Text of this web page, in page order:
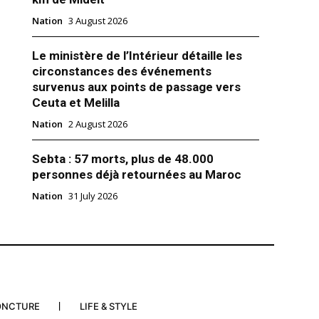
Nation 3 August 2026
Le ministère de l’Intérieur détaille les
circonstances des événements
survenus aux points de passage vers
Ceuta et Melilla
Nation 2 August 2026
Sebta : 57 morts, plus de 48.000
personnes déjà retournées au Maroc
Nation 31 July 2026
LIFE & STYLE